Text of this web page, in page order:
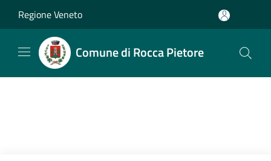
Regione Veneto
Comune di Rocca Pietore